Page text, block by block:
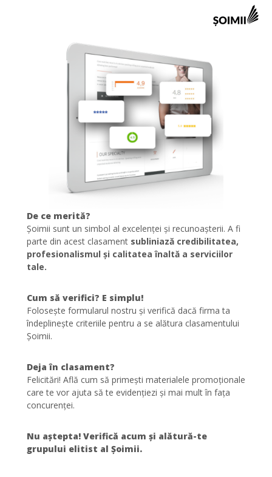
De ce merită?
Șoimii sunt un simbol al excelenței și recunoașterii. A fi
parte din acest clasamentsubliniază credibilitatea,
profesionalismul și calitatea înaltă a serviciilor
tale.
Cum să verifici? E simplu!
Folosește formularul nostru și verifică dacă firma ta
îndeplinește criteriile pentru a se alătura clasamentului
Șoimii.
Deja în clasament?
Felicitări! Află cum să primești materialele promoționale
care te vor ajuta să te evidențiezi și mai mult în fața
concurenței.
Nu aștepta! Verifică acum și alătură-te
grupului elitist al Șoimii.